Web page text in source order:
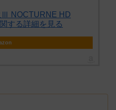
Ⅲ NOCTURNE HD
する詳細を見る